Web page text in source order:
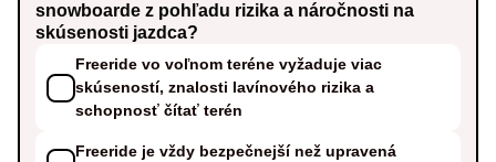
snowboarde z pohľadu rizika a náročnosti na
skúsenosti jazdca?
Freeride vo voľnom teréne vyžaduje viac
skúseností, znalosti lavínového rizika a
schopnosť čítať terén
Freeride je vždy bezpečnejší než upravená